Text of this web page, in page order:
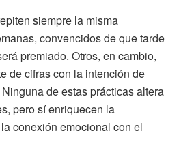
siempre la misma
convencidos de que tarde
premiado. Otros, en cambio,
de cifras con la intención de
de estas prácticas altera
pero sí enriquecen la
conexión emocional con el